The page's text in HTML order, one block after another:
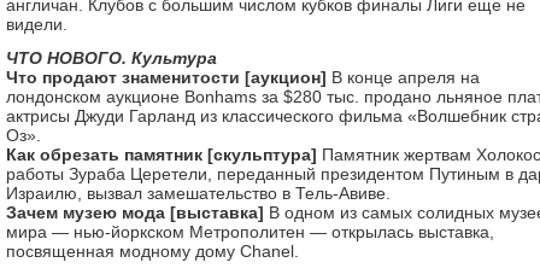
англичан. Клубов с большим числом кубков финалы Лиги еще не
видели.
ЧТО НОВОГО. Культура
Что продают знаменитости [аукцион] В конце апреля на
лондонском аукционе Bonhams за $280 тыс. продано льняное
актрисы Джуди Гарланд из классического фильма «Волшебник
Оз».
Как обрезать памятник [скульптура] Памятник жертвам
работы Зураба Церетели, переданный президентом Путиным в
Израилю, вызвал замешательство в Тель-Авиве.
Зачем музею мода [выставка] В одном из самых солидных
мира — нью-йоркском Метрополитен — открылась выставка,
посвященная модному дому Chanel.